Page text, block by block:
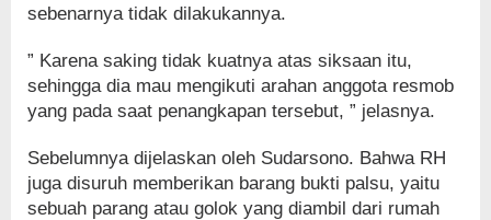
sebenarnya tidak dilakukannya.
” Karena saking tidak kuatnya atas siksaan itu,
sehingga dia mau mengikuti arahan anggota resmob
yang pada saat penangkapan tersebut, ” jelasnya.
Sebelumnya dijelaskan oleh Sudarsono. Bahwa RH
juga disuruh memberikan barang bukti palsu, yaitu
sebuah parang atau golok yang diambil dari rumah